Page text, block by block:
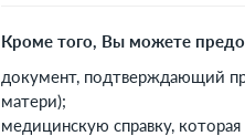
Кроме того, Вы можете
документ, подтверждающий
матери);
медицинскую справку,